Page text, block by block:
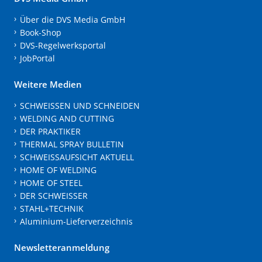
Über die DVS Media GmbH
Book-Shop
DVS-Regelwerksportal
JobPortal
Weitere Medien
SCHWEISSEN UND SCHNEIDEN
WELDING AND CUTTING
DER PRAKTIKER
THERMAL SPRAY BULLETIN
SCHWEISSAUFSICHT AKTUELL
HOME OF WELDING
HOME OF STEEL
DER SCHWEISSER
STAHL+TECHNIK
Aluminium-Lieferverzeichnis
Newsletteranmeldung